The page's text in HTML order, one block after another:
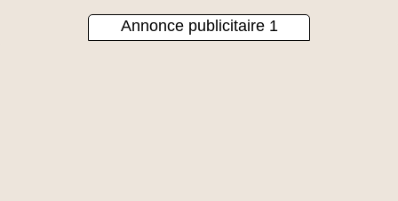
Annonce publicitaire 1